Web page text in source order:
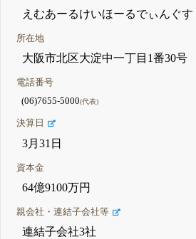
えむあーるけいほーるでぃんぐす
所在地
大阪市北区大淀中一丁目1番30号
電話番号
(06)7655-5000(代表)
決算日
3月31日
資本金
64億9100万円
親会社・連結子会社等
連結子会社3社